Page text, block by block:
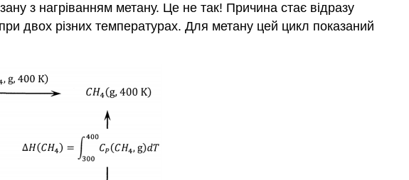
з нагріванням метану. Це не так! Причина стає відразу
двох різних температурах. Для метану цей цикл показаний